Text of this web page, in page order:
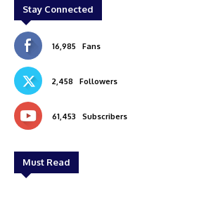
Stay Connected
16,985 Fans
2,458 Followers
61,453 Subscribers
Must Read